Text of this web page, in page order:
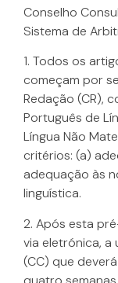
Conselho
Sistema de
1. Todos os
começam por
Redação (CR),
Português de
Língua Não
critérios: (a)
adequação às
linguística.
2. Após esta
via eletrónica, a
(CC) que